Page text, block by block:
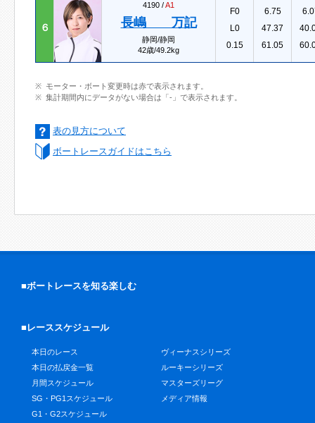
６
4190 /A1
長嶋 万記
静岡/静岡
42歳/49.2kg
F0
L0
0.15
6.75
47.37
61.05
モーター・ボート変更時は赤で表示されます。
集計期間内にデータがない場合は「-」で表示されます。
表の見方について
ボートレースガイドはこちら
■ボートレースを知る楽しむ
■レーススケジュール
本日のレース
本日の払戻金一覧
月間スケジュール
SG・PG1スケジュール
G1・G2スケジュール
ヴィーナスシリーズ
ルーキーシリーズ
マスターズリーグ
メディア情報